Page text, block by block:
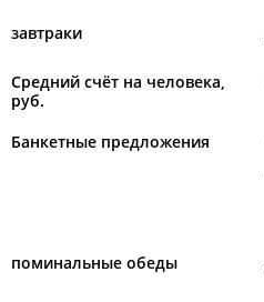
завтраки
Средний счёт на человека,
руб.
Банкетные предложения
поминальные обеды